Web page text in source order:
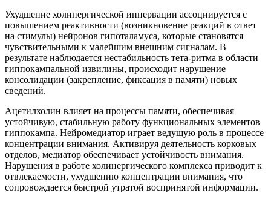
Ухудшение холинергической иннервации ассоциируется с
повышением реактивности (возникновение реакций в ответ
на стимулы) нейронов гипоталамуса, которые становятся
чувствительными к малейшим внешним сигналам. В
результате наблюдается нестабильность тета-ритма в области
гиппокампальной извилины, происходит нарушение
консолидации (закрепление, фиксация в памяти) новых
сведений.
Ацетилхолин влияет на процессы памяти, обеспечивая
устойчивую, стабильную работу функциональных элементов
гиппокампа. Нейромедиатор играет ведущую роль в процессе
концентрации внимания. Активируя деятельность корковых
отделов, медиатор обеспечивает устойчивость внимания.
Нарушения в работе холинергического комплекса приводит к
отвлекаемости, ухудшению концентрации внимания, что
сопровождается быстрой утратой воспринятой информации.